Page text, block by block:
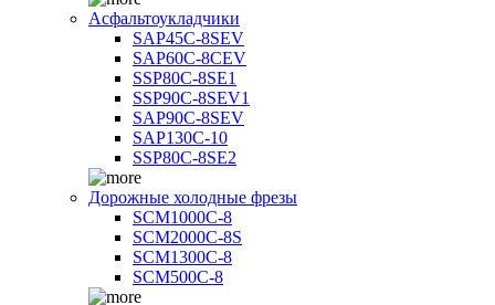
Асфальтоукладчики
SAP45С-8SEV
SAP60C-8CEV
SSP80C-8SE1
SSP90C-8SEV1
SAP90C-8SEV
SAP130C-10
SSP80C-8SE2
Дорожные холодные фрезы
SCM1000C-8
SCM2000C-8S
SCM1300C-8
SCM500C-8